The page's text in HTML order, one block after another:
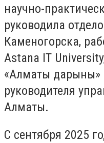
научно-
руководила
Каменогорска,
Astana IT
«Алматы дарыны»
руководителя
Алматы.
С сентября 2025